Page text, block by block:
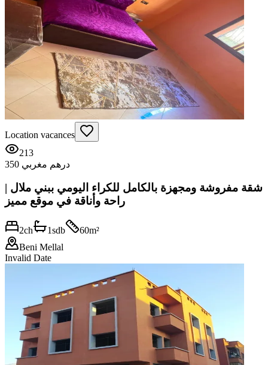
Location vacances
213
350 درهم مغربي
شقة مفروشة ومجهزة بالكامل للكراء اليومي ببني ملال |
راحة وأناقة في موقع مميز
2ch 1sdb 60m²
Beni Mellal
Invalid Date